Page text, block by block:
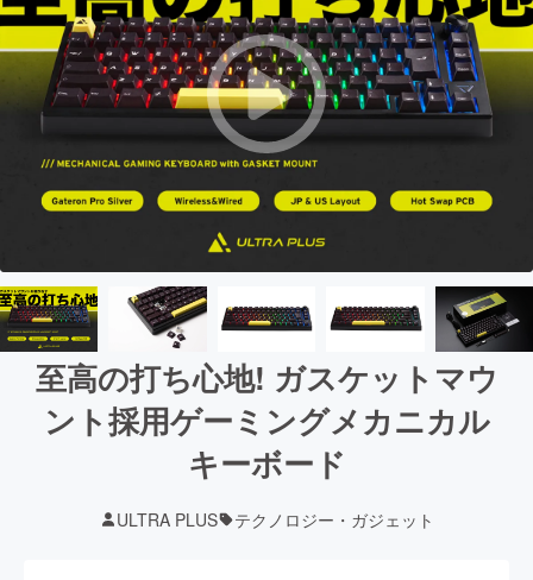
至高の打ち心地! ガスケットマウ
ント採用ゲーミングメカニカル
キーボード
ULTRA PLUS テクノロジー・ガジェット